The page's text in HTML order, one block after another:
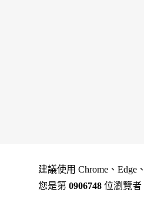
建議使用 Chrome、Edge
您是第 0906748 位瀏覽者